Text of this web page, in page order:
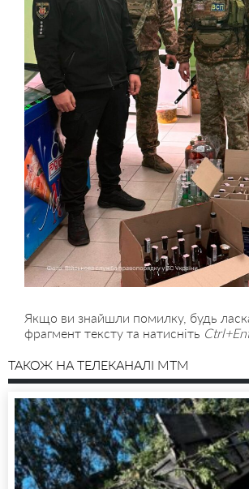
Якщо ви знайшли помилку, будь
фрагмент тексту та натисніть
ТАКОЖ НА ТЕЛЕКАНАЛІ MTM